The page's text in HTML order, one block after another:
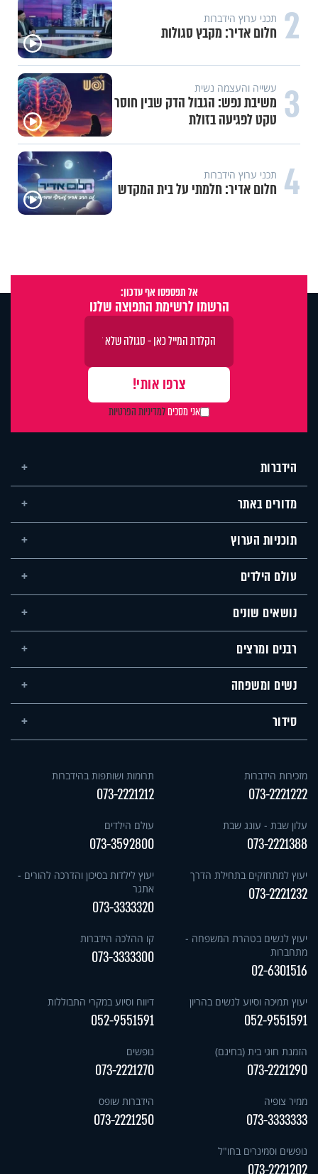
2 תכני ערוץ הידברות
חלום אדיר: מקבץ סגולות
3 עשייה והעצמה נשית
משיבת נפש: הגבול הדק שבין חוסר
טקט לפגיעה בזולת
4 תכני ערוץ הידברות
חלום אדיר: חלמתי על בית המקדש
אל תפספסו אף עדכון:
הרשמו לרשימת התפוצה שלנו
אני מסכיםלמדיניות הפרטיות
הידברות
מדורים באתר
תוכניות הערוץ
עולם הילדים
נושאים שונים
רבנים ומרצים
נשים ומשפחה
סידור
מזכירות הידברות
073-2221222
תרומות ושותפות בהידברות
073-2221212
עלון שבת - עונג שבת
073-2221388
עולם הילדים
073-3592800
יעוץ למתחזקים בתחילת הדרך
073-2221232
יעוץ לילדות בסיכון והדרכה להורים -
אתגר
073-3333320
יעוץ לנשים בטהרת המשפחה -
מתחברות
02-6301516
קו ההלכה הידברות
073-3333300
יעוץ תמיכה וסיוע לנשים בהריון
052-9551591
דיווח וסיוע במקרי התבוללות
052-9551591
הזמנת חוגי בית (בחינם)
073-2221290
נופשים
073-2221270
ממיר צופיה
073-3333333
הידברות שופס
073-2221250
נופשים וסמינרים בחו"ל